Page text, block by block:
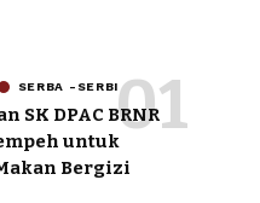
SERBA -SERBI
SK DPAC BRNR
untuk
Bergizi